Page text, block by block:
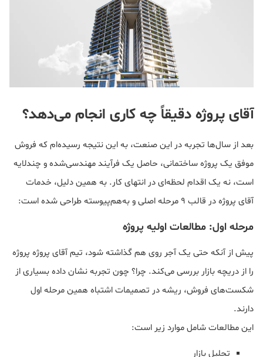
آقای پروژه دقیقاً چه کاری انجام می‌دهد؟
بعد از سال‌ها تجربه در این صنعت، به این نتیجه رسیده‌ام که فروش
موفق یک پروژه ساختمانی، حاصل یک فرآیند مهندسی‌شده و چندلایه
است، نه یک اقدام لحظه‌ای در انتهای کار. به همین دلیل، خدمات
آقای پروژه در قالب 9 مرحله اصلی و به‌هم‌پیوسته طراحی شده است:
مرحله اول: مطالعات اولیه پروژه
پیش از آنکه حتی یک آجر روی هم گذاشته شود، تیم آقای پروژه پروژه
را از دریچه بازار بررسی می‌کند. چرا؟ چون تجربه نشان داده بسیاری از
شکست‌های فروش، ریشه در تصمیمات اشتباه همین مرحله اول
دارند.
این مطالعات شامل موارد زیر است:
تحلیل بازار